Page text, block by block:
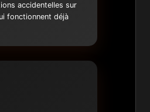
accidentelles sur
fonctionnent déjà